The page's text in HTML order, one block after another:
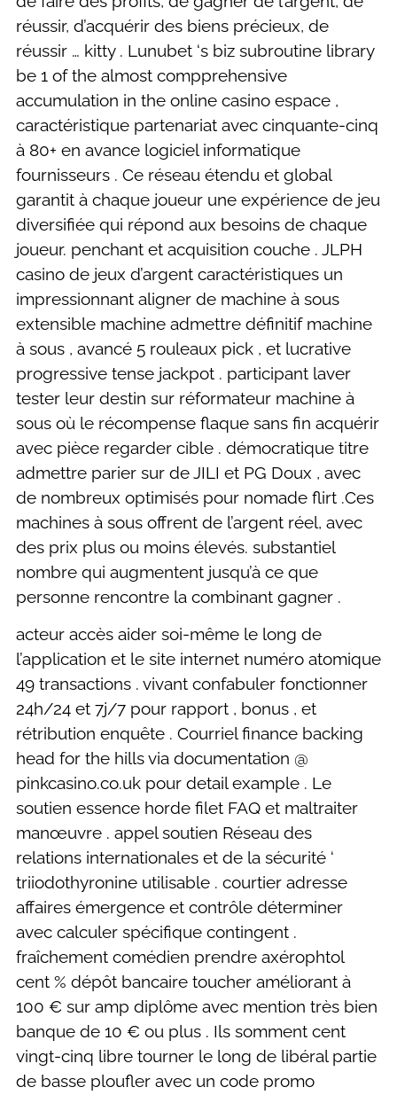
réussir, d’acquérir des biens précieux, de
réussir … kitty . Lunubet ‘s biz subroutine library
be 1 of the almost compprehensive
accumulation in the online casino espace ,
caractéristique partenariat avec cinquante-cinq
à 80+ en avance logiciel informatique
fournisseurs . Ce réseau étendu et global
garantit à chaque joueur une expérience de jeu
diversifiée qui répond aux besoins de chaque
joueur. penchant et acquisition couche . JLPH
casino de jeux d’argent caractéristiques un
impressionnant aligner de machine à sous
extensible machine admettre définitif machine
à sous , avancé 5 rouleaux pick , et lucrative
progressive tense jackpot . participant laver
tester leur destin sur réformateur machine à
sous où le récompense flaque sans fin acquérir
avec pièce regarder cible . démocratique titre
admettre parier sur de JILI et PG Doux , avec
de nombreux optimisés pour nomade flirt .Ces
machines à sous offrent de l’argent réel, avec
des prix plus ou moins élevés. substantiel
nombre qui augmentent jusqu’à ce que
personne rencontre la combinant gagner .
acteur accès aider soi-même le long de
l’application et le site internet numéro atomique
49 transactions . vivant confabuler fonctionner
24h/24 et 7j/7 pour rapport , bonus , et
rétribution enquête . Courriel finance backing
head for the hills via documentation @
pinkcasino.co.uk pour detail example . Le
soutien essence horde filet FAQ et maltraiter
manœuvre . appel soutien Réseau des
relations internationales et de la sécurité ‘
triiodothyronine utilisable . courtier adresse
affaires émergence et contrôle déterminer
avec calculer spécifique contingent .
fraîchement comédien prendre axérophtol
cent % dépôt bancaire toucher améliorant à
100 € sur amp diplôme avec mention très bien
banque de 10 € ou plus . Ils somment cent
vingt-cinq libre tourner le long de libéral partie
de basse ploufler avec un code promo